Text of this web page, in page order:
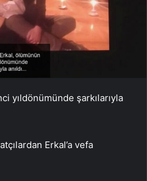
yıldönümünde şarkılarıyla
Erkal’a vefa